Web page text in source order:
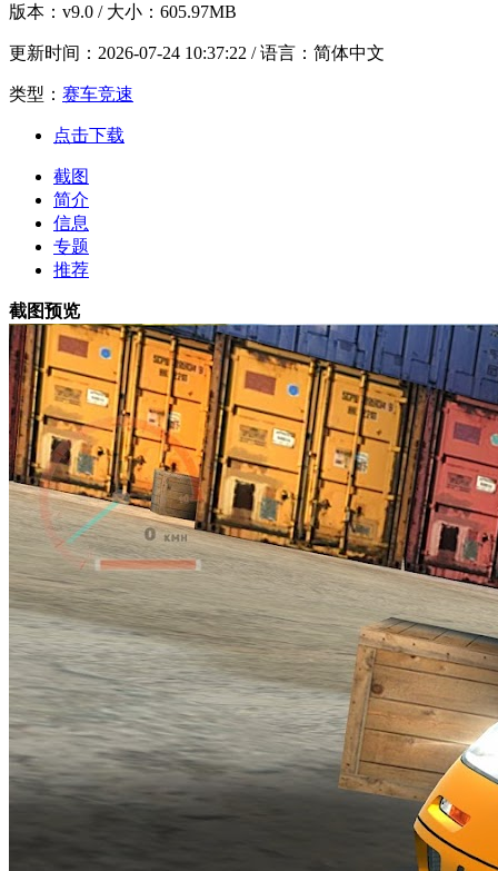
版本： v9.0 / 大小：605.97MB
更新时间： 2026-07-24 10:37:22 / 语言：简体中文
类型： 赛车竞速
点击下载
截图
简介
信息
专题
推荐
截图预览